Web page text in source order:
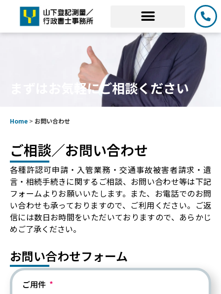
まずはお気軽にご相談ください
Home > お問い合わせ
ご相談／お問い合わせ
各種許認可申請・入管業務・交通事故被害者請求・遺
言・相続手続きに関するご相談、お問い合わせ等は下記
フォームよりお願いいたします。また、お電話でのお問
い合わせも承っておりますので、ご利用ください。ご返
信には数日お時間をいただいておりますので、あらかじ
めご了承ください。
お問い合わせフォーム
ご用件